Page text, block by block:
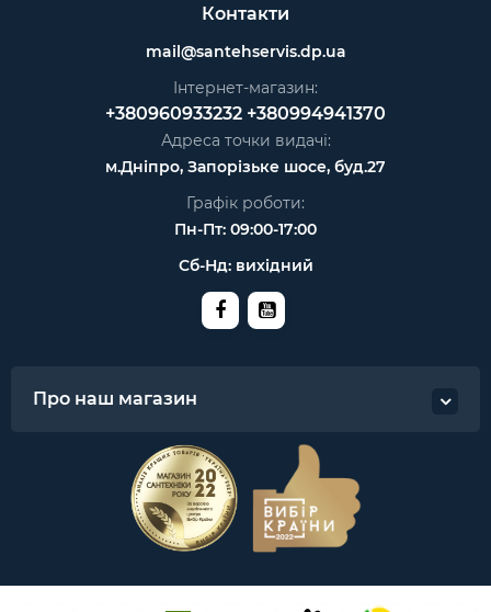
Контакти
mail@santehservis.dp.ua
Інтернет-магазин:
+380960933232 +380994941370
Адреса точки видачі:
м.Дніпро, Запорізьке шосе, буд.27
Графік роботи:
Пн-Пт: 09:00-17:00
Сб-Нд: вихідний
Про наш магазин